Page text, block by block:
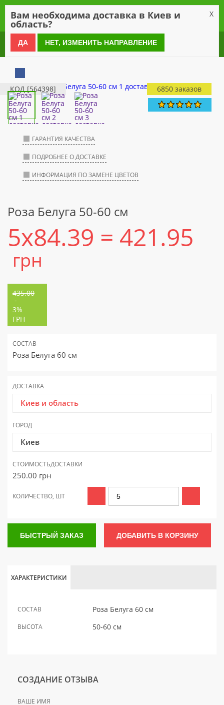
0 800 21 54 55
КОД [564398] 6850 заказов
ГАРАНТИЯ КАЧЕСТВА
ПОДРОБНЕЕ О ДОСТАВКЕ
ИНФОРМАЦИЯ ПО ЗАМЕНЕ ЦВЕТОВ
Роза Белуга 50-60 см
5x84.39 = 421.95
грн
435.00
-
3%
ГРН
СОСТАВ
Роза Белуга 60 см
ДОСТАВКА
Киев и область
ГОРОД
Киев
СТОИМОСТЬДОСТАВКИ
250.00 грн
КОЛИЧЕСТВО, ШТ
БЫСТРЫЙ ЗАКАЗ ДОБАВИТЬ В КОРЗИНУ
ХАРАКТЕРИСТИКИ
СОСТАВ Роза Белуга 60 см
ВЫСОТА 50-60 см
СОЗДАНИЕ ОТЗЫВА
ВАШЕ ИМЯ
Вам необходима доставка в Киев и
область?
X
ДА НЕТ, ИЗМЕНИТЬ НАПРАВЛЕНИЕ